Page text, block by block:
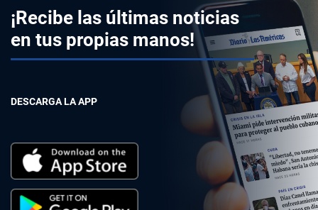
¡Recibe las últimas noticias
en tus propias manos!
DESCARGA LA APP